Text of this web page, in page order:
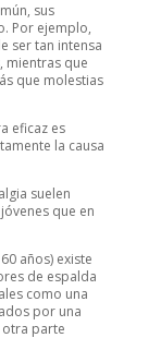
sus
Por ejemplo,
ser tan intensa
mientras que
que molestias
eficaz es
la causa
suelen
que en
años) existe
de espalda
como una
por una
otra parte